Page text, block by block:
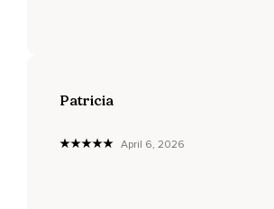
tiene que decirte.
Esta luz disuelve,
Patricia
April 6, 2026